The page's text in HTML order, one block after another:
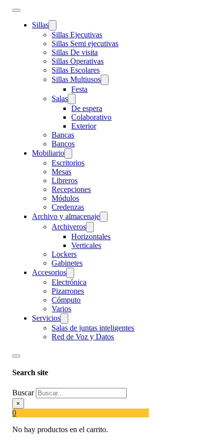
Sillas
Sillas Ejecutivas
Sillas Semi ejecutivas
Sillas De visita
Sillas Operativas
Sillas Escolares
Sillas Multiusos
Festa
Salas
De espera
Colaborativo
Exterior
Bancas
Bancos
Mobiliario
Escritorios
Mesas
Libreros
Recepciones
Módulos
Credenzas
Archivo y almacenaje
Archiveros
Horizontales
Verticales
Lockers
Gabinetes
Accesorios
Electrónica
Pizarrones
Cómputo
Varios
Servicios
Salas de juntas inteligentes
Red de Voz y Datos
Search site
Buscar
×
0
No hay productos en el carrito.